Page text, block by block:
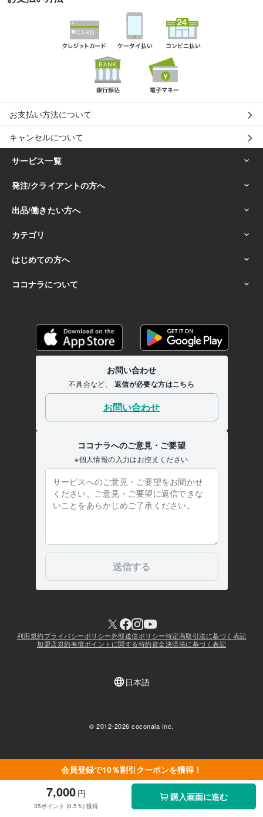
会員登録で10％割引クーポンを獲得！
7,000 円
35ポイント (0.5％) 獲得
購入画面に進む
お支払い方法について
キャンセルについて